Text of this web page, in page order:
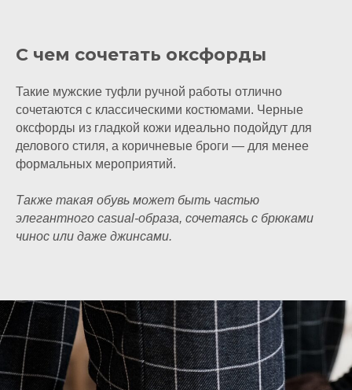
С чем сочетать оксфорды
Такие мужские туфли ручной работы отлично
сочетаются с классическими костюмами. Черные
оксфорды из гладкой кожи идеально подойдут для
делового стиля, а коричневые броги — для менее
формальных мероприятий.
Также такая обувь может быть частью
элегантного casual-образа, сочетаясь с брюками
чинос или даже джинсами.